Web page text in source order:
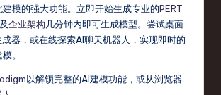
模的强大功能。立即开始生成专业的PERT
企业架构 几分钟内即可生成模型。尝试桌面
器，或在线探索AI聊天机器人，实现即时的
。
以解锁完整的AI建模功能，或从浏览器